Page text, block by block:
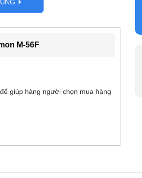
đui đèn
M-56F
giúp hàng người chọn mua hàng